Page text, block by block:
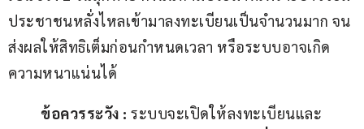
ประชาชนหลั่งไหลเข้ามาลงทะเบียนเป็นจำนวนมาก จน
ส่งผลให้สิทธิเต็มก่อนกำหนดเวลา หรือระบบอาจเกิด
ความหนาแน่นได้
ข้อควรระวัง : ระบบจะเปิดให้ลงทะเบียนและ